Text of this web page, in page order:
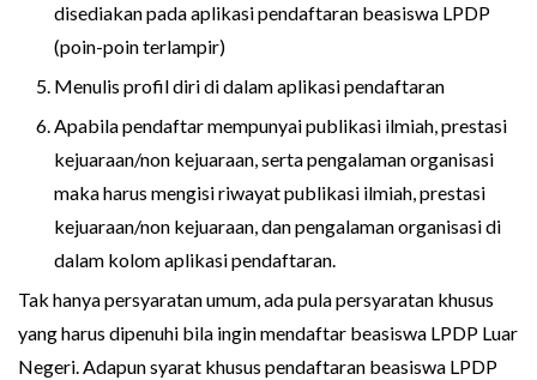
disediakan pada aplikasi pendaftaran beasiswa LPDP
(poin-poin terlampir)
Menulis profil diri di dalam aplikasi pendaftaran
Apabila pendaftar mempunyai publikasi ilmiah, prestasi
kejuaraan/non kejuaraan, serta pengalaman organisasi
maka harus mengisi riwayat publikasi ilmiah, prestasi
kejuaraan/non kejuaraan, dan pengalaman organisasi di
dalam kolom aplikasi pendaftaran.
Tak hanya persyaratan umum, ada pula persyaratan khusus
yang harus dipenuhi bila ingin mendaftar beasiswa LPDP Luar
Negeri. Adapun syarat khusus pendaftaran beasiswa LPDP